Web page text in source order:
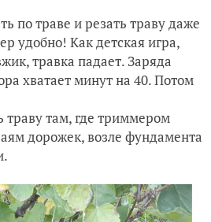
по траве и резать траву даже
удобно! Как детская игра,
травка падает. Заряда
хватает минут на 40. Потом
траву там, где триммером
дорожек, возле фундамента